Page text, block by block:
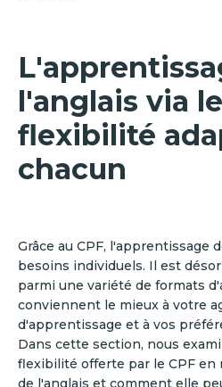
l'anglais via
flexibilité
chacun
Grâce au CPF, l'apprentissage
besoins individuels. Il est
parmi une variété de formats
conviennent le mieux à votre
d'apprentissage et à vos
Dans cette section, nous
flexibilité offerte par le CPF en
de l'anglais et comment elle